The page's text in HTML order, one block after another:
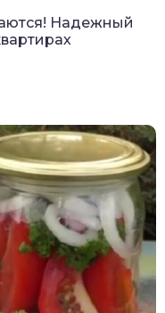
Надежный